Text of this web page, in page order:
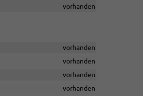
vorhanden
vorhanden
vorhanden
vorhanden
vorhanden